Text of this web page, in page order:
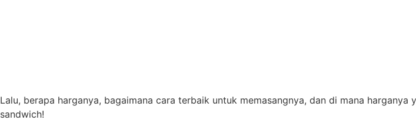
Lalu, berapa harganya, bagaimana cara terbaik untuk memasangnya, dan di mana
sandwich!